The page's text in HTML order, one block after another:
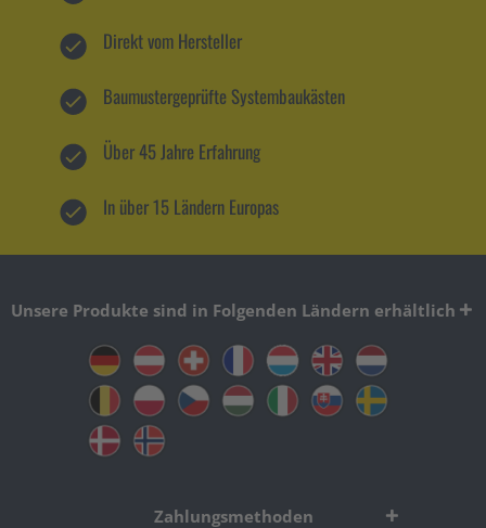
Direkt vom Hersteller
Baumustergeprüfte Systembaukästen
Über 45 Jahre Erfahrung
In über 15 Ländern Europas
Unsere Produkte sind in Folgenden Ländern erhältlich
Zahlungsmethoden